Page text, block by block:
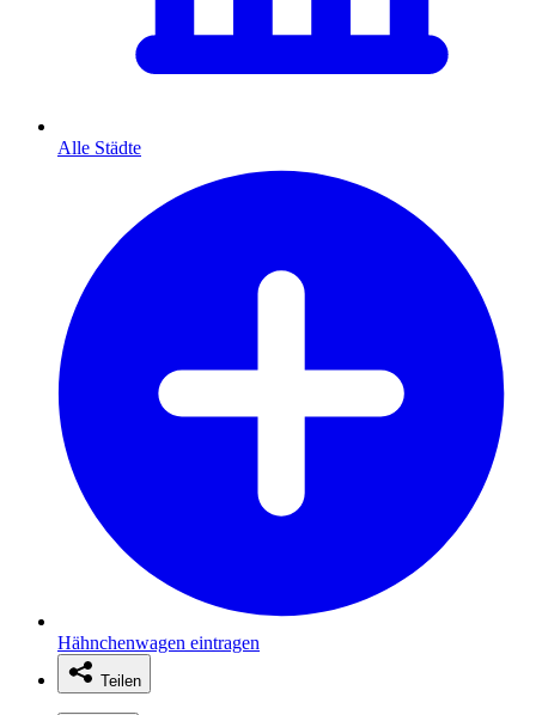
Alle Städte
Hähnchenwagen eintragen
Teilen